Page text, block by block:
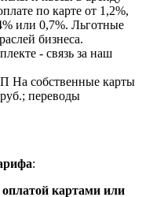
по карте от 1,2%,
или 0,7%. Льготные
бизнеса.
- связь за наш
На собственные карты
переводы
:
картами или